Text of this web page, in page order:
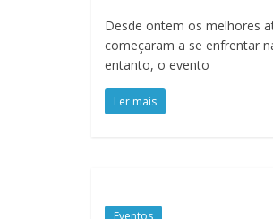
Desde ontem os melhores
começaram a se enfrentar
entanto, o evento
Ler mais
Eventos